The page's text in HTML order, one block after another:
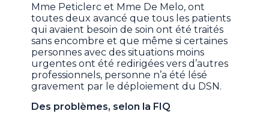
Mme Peticlerc et Mme De Melo, ont
toutes deux avancé que tous les patients
qui avaient besoin de soin ont été traités
sans encombre et que même si certaines
personnes avec des situations moins
urgentes ont été redirigées vers d’autres
professionnels, personne n’a été lésé
gravement par le déploiement du DSN.
Des problèmes, selon la FIQ